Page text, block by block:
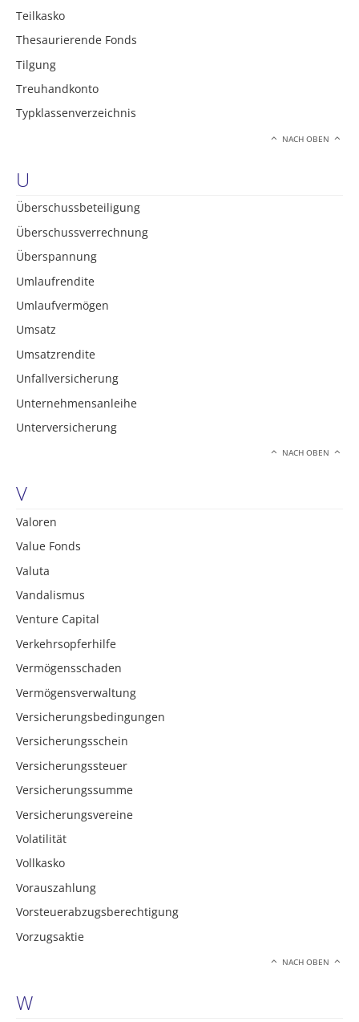
Teilkasko
Thesaurierende Fonds
Tilgung
Treuhandkonto
Typklassenverzeichnis
NACH OBEN
U
Überschussbeteiligung
Überschussverrechnung
Überspannung
Umlaufrendite
Umlaufvermögen
Umsatz
Umsatzrendite
Unfallversicherung
Unternehmensanleihe
Unterversicherung
NACH OBEN
V
Valoren
Value Fonds
Valuta
Vandalismus
Venture Capital
Verkehrsopferhilfe
Vermögensschaden
Vermögensverwaltung
Versicherungsbedingungen
Versicherungsschein
Versicherungssteuer
Versicherungssumme
Versicherungsvereine
Volatilität
Vollkasko
Vorauszahlung
Vorsteuerabzugsberechtigung
Vorzugsaktie
NACH OBEN
W